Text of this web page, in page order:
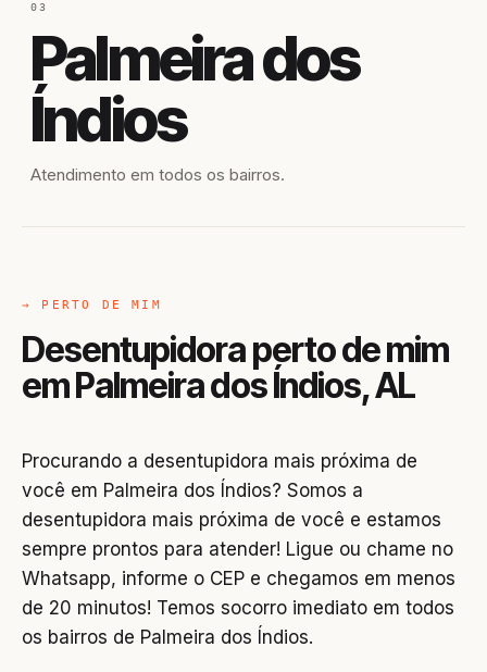
03
Palmeira dos
Índios
Atendimento em todos os bairros.
→ PERTO DE MIM
Desentupidora perto de mim
em Palmeira dos Índios, AL
Procurando a desentupidora mais próxima de
você em Palmeira dos Índios? Somos a
desentupidora mais próxima de você e estamos
sempre prontos para atender! Ligue ou chame no
Whatsapp, informe o CEP e chegamos em menos
de 20 minutos! Temos socorro imediato em todos
os bairros de Palmeira dos Índios.